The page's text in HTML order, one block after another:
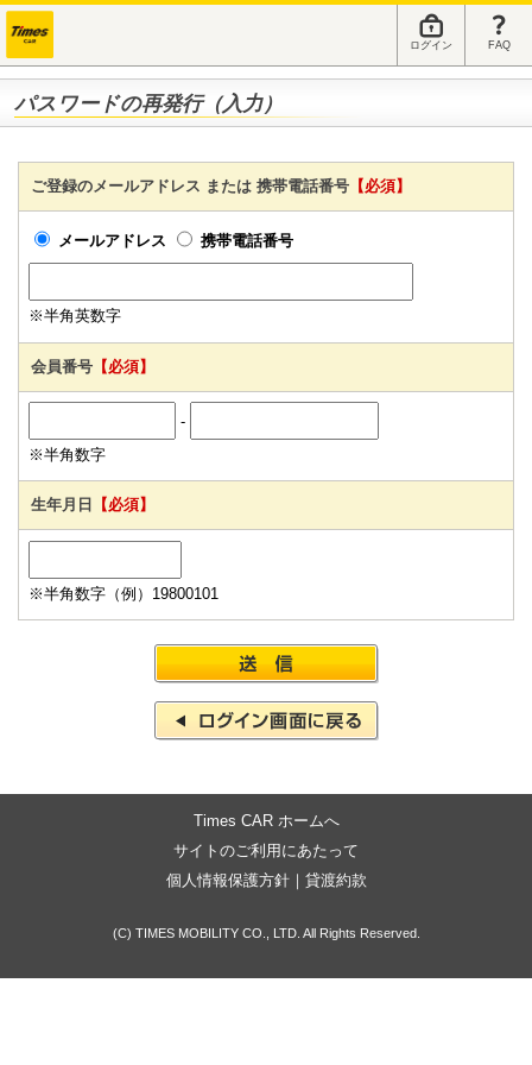
ログイン FAQ
パスワードの再発行（入力）
ご登録のメールアドレス または 携帯電話番号 【必須】
メールアドレス 携帯電話番号
※半角英数字
会員番号 【必須】
-
※半角数字
生年月日 【必須】
※半角数字（例）19800101
Times CAR ホームへ
サイトのご利用にあたって
個人情報保護方針｜ 貸渡約款
(C) TIMES MOBILITY CO., LTD. All Rights Reserved.